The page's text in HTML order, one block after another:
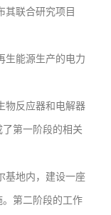
联合研究项目
能源生产的电力
反应器和电解器
第一阶段的相关
地内，建设一座
第二阶段的工作